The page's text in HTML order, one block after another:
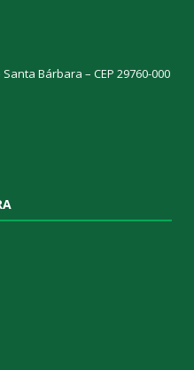
Bárbara – CEP 29760-000